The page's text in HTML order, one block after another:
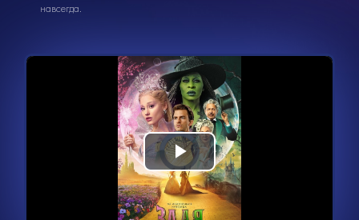
навсегда.
Видеоплеер
загружается.
Воспроизвести
видео